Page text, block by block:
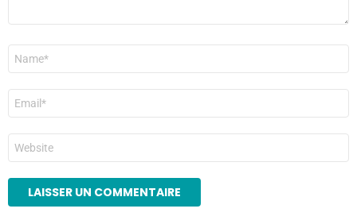
Nom
E-
mail
*
Site
web